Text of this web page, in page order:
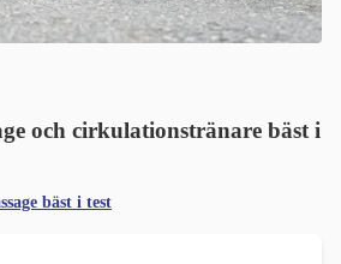
och cirkulationstränare bäst i
bäst i test